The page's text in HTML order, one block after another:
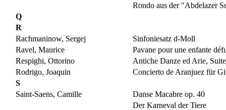
Rondo aus der "Abdelazer
Q
R
Rachmaninow, Sergej
Sinfoniesatz d-Moll
Ravel, Maurice
Pavane pour une enfante
Respighi, Ottorino
Antiche Danze ed Arie,
Rodrigo, Joaquin
Concierto de Aranjuez für
S
Saint-Saens, Camille
Danse Macabre op. 40
Der Karneval der Tiere